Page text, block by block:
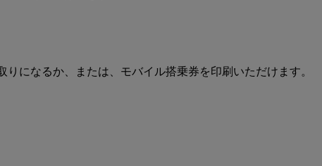
になるか、または、モバイル搭乗券を印刷いただけます。